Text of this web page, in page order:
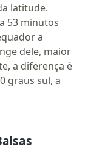
latitude.
53 minutos
a
dele, maior
a diferença é
graus sul, a